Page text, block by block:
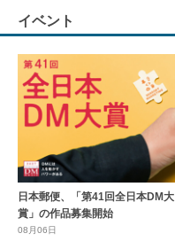
イベント
日本郵便、「第41回全日本DM大
賞」の作品募集開始
08月06日